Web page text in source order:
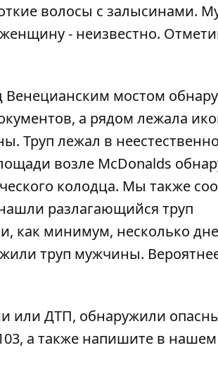
волосы с залысинами.
- неизвестно.
Венецианским мостом
а рядом лежала
. Труп лежал в
возле McDonalds
колодца. Мы также
разлагающийся труп
как минимум, несколько
труп мужчины.
или ДТП, обнаружили
а также напишите в